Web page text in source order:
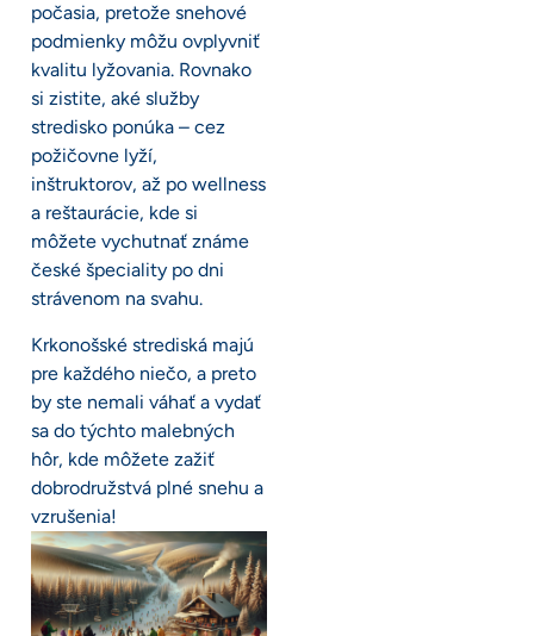
počasia, pretože snehové
podmienky môžu ovplyvniť
kvalitu lyžovania. Rovnako
si zistite, aké služby
stredisko ponúka – cez
požičovne lyží,
inštruktorov, až po wellness
a reštaurácie, kde si
môžete vychutnať známe
české špeciality po dni
strávenom na svahu.
Krkonošské strediská majú
pre každého niečo, a preto
by ste nemali váhať a vydať
sa do týchto malebných
hôr, kde môžete zažiť
dobrodružstvá plné snehu a
vzrušenia!